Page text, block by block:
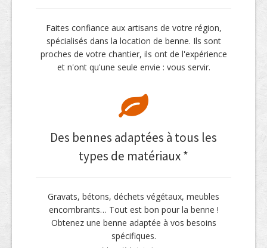
Faites confiance aux artisans de votre région,
spécialisés dans la location de benne. Ils sont
proches de votre chantier, ils ont de l'expérience
et n'ont qu'une seule envie : vous servir.
Des bennes adaptées à tous les
types de matériaux *
Gravats, bétons, déchets végétaux, meubles
encombrants… Tout est bon pour la benne !
Obtenez une benne adaptée à vos besoins
spécifiques.